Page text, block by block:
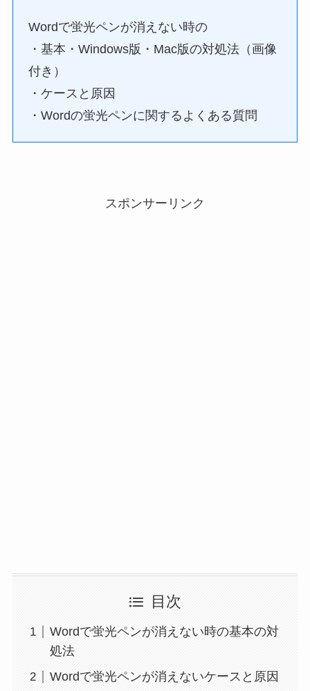
Wordで蛍光ペンが消えない時の
・基本・Windows版・Mac版の対処法（画像
付き）
・ケースと原因
・Wordの蛍光ペンに関するよくある質問
スポンサーリンク
目次
Wordで蛍光ペンが消えない時の基本の対
処法
Wordで蛍光ペンが消えないケースと原因